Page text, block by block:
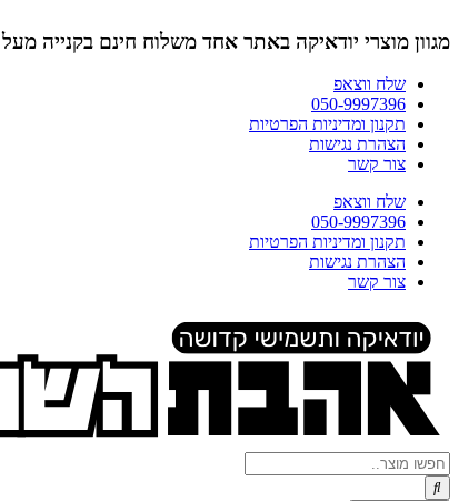
לתוכן
מגוון מוצרי יודאיקה באתר אחד משלוח חינם בקנייה מעל ₪399 (לא כולל תמונות)
שלח ווצאפ
050-9997396
תקנון ומדיניות הפרטיות
הצהרת נגישות
צור קשר
שלח ווצאפ
050-9997396
תקנון ומדיניות הפרטיות
הצהרת נגישות
צור קשר
Search
...